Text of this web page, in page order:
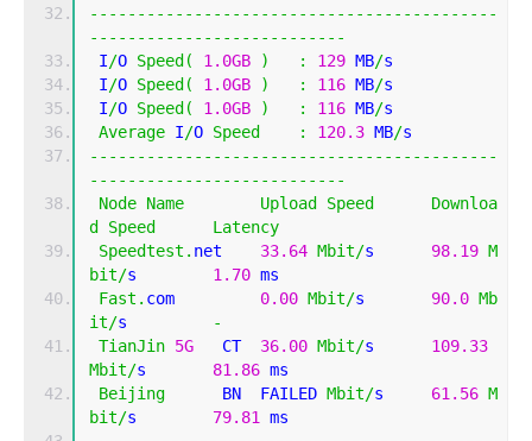
-------------------------------------------
---------------------------
I/O Speed ( 1.0GB ) : 129 MB/s
I/O Speed ( 1.0GB ) : 116 MB/s
I/O Speed ( 1.0GB ) : 116 MB/s
Average I/O Speed : 120.3 MB/s
-------------------------------------------
---------------------------
Node Name Upload Speed
Downloa
d
Speed
Latency
Speedtest . net 33.64 Mbit/s 98.19 M
bit/s 1.70 ms
Fast . com 0.00 Mbit/s 90.0 Mb
it/s
-
TianJin 5G
   CT
36.00 Mbit/s 109.33
Mbit/s 81.86 ms
Beijing
      BN  FAILED
Mbit/s 61.56 M
bit/s 79.81
ms